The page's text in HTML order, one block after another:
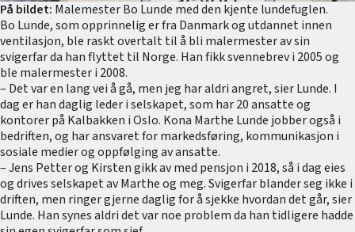
På bildet: Malemester Bo Lunde med den kjente lundefuglen.
Bo Lunde, som opprinnelig er fra Danmark og utdannet innen
ventilasjon, ble raskt overtalt til å bli malermester av sin
svigerfar da han flyttet til Norge. Han fikk svennebrev i 2005 og
ble malermester i 2008.
– Det var en lang vei å gå, men jeg har aldri angret, sier Lunde. I
dag er han daglig leder i selskapet, som har 20 ansatte og
kontorer på Kalbakken i Oslo. Kona Marthe Lunde jobber også i
bedriften, og har ansvaret for markedsføring, kommunikasjon i
sosiale medier og oppfølging av ansatte.
– Jens Petter og Kirsten gikk av med pensjon i 2018, så i dag eies
og drives selskapet av Marthe og meg. Svigerfar blander seg ikke i
driften, men ringer gjerne daglig for å sjekke hvordan det går, sier
Lunde. Han synes aldri det var noe problem da han tidligere hadde